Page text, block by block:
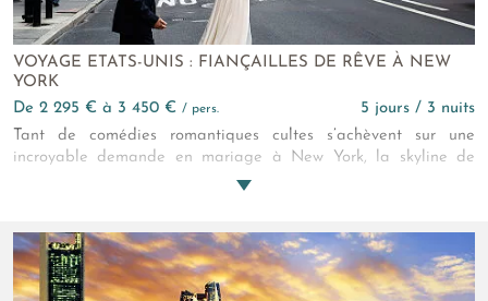
VOYAGE ETATS-UNIS : FIANÇAILLES DE RÊVE À NEW
YORK
de 2 295 € à 3 450 € / pers.
5 jours / 3 nuits
Tant de comédies romantiques cultes s’achèvent sur une
incroyable demande en mariage à New York, la skyline de
Manhattan à l’arrière-plan… Partagez cette scène d’anthologie